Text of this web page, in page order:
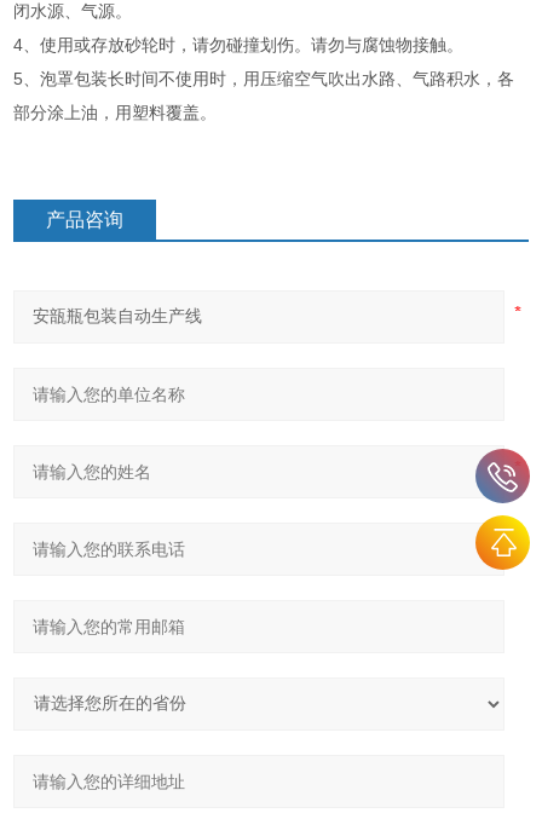
闭水源、气源。
4、使用或存放砂轮时，请勿碰撞划伤。请勿与腐蚀物接触。
5、泡罩包装长时间不使用时，用压缩空气吹出水路、气路积水，各
部分涂上油，用塑料覆盖。
产品咨询